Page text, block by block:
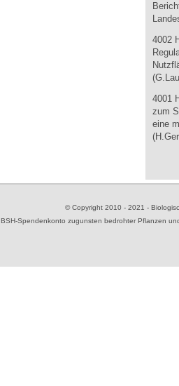
4002
4001
zum
eine
© Copyright 2010 - 2021 -
BSH-Spendenkonto zugunsten bedrohter Pflanzen